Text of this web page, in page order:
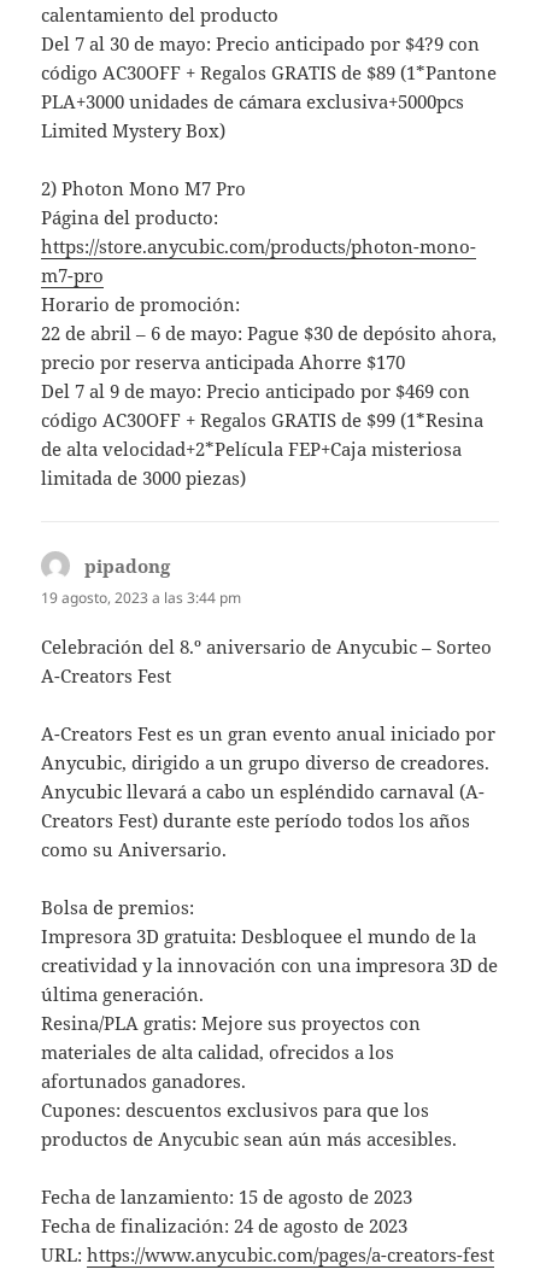
calentamiento del producto
Del 7 al 30 de mayo: Precio anticipado por $4?9 con
código AC30OFF + Regalos GRATIS de $89 (1*Pantone
PLA+3000 unidades de cámara exclusiva+5000pcs
Limited Mystery Box)
2) Photon Mono M7 Pro
Página del producto:
https://store.anycubic.com/products/photon-mono-
m7-pro
Horario de promoción:
22 de abril – 6 de mayo: Pague $30 de depósito ahora,
precio por reserva anticipada Ahorre $170
Del 7 al 9 de mayo: Precio anticipado por $469 con
código AC30OFF + Regalos GRATIS de $99 (1*Resina
de alta velocidad+2*Película FEP+Caja misteriosa
limitada de 3000 piezas)
pipadongdice:
19 agosto, 2023 a las 3:44 pm
Celebración del 8.º aniversario de Anycubic – Sorteo
A-Creators Fest
A-Creators Fest es un gran evento anual iniciado por
Anycubic, dirigido a un grupo diverso de creadores.
Anycubic llevará a cabo un espléndido carnaval (A-
Creators Fest) durante este período todos los años
como su Aniversario.
Bolsa de premios:
Impresora 3D gratuita: Desbloquee el mundo de la
creatividad y la innovación con una impresora 3D de
última generación.
Resina/PLA gratis: Mejore sus proyectos con
materiales de alta calidad, ofrecidos a los
afortunados ganadores.
Cupones: descuentos exclusivos para que los
productos de Anycubic sean aún más accesibles.
Fecha de lanzamiento: 15 de agosto de 2023
Fecha de finalización: 24 de agosto de 2023
URL:https://www.anycubic.com/pages/a-creators-fest